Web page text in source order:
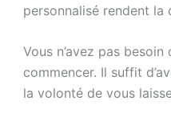
personnalisé rendent la
Vous n’avez pas
commencer. Il suffit
la volonté de vous